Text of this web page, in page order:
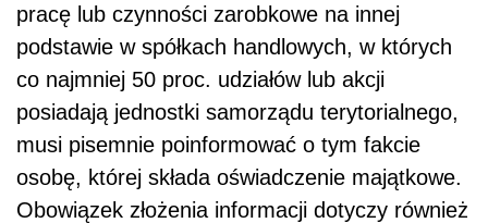
pracę lub czynności zarobkowe na innej
podstawie w spółkach handlowych, w których
co najmniej 50 proc. udziałów lub akcji
posiadają jednostki samorządu terytorialnego,
musi pisemnie poinformować o tym fakcie
osobę, której składa oświadczenie majątkowe.
Obowiązek złożenia informacji dotyczy również